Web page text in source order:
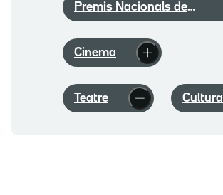
Premis Nacionals de
Cultura
Cinema
Teatre Cultura